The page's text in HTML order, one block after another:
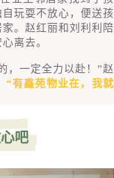
玩耍不放心，便送孩
。赵红丽和刘利利陪
离去。
，一定全力以赴！”赵
“有鑫苑物业在，我就
吧